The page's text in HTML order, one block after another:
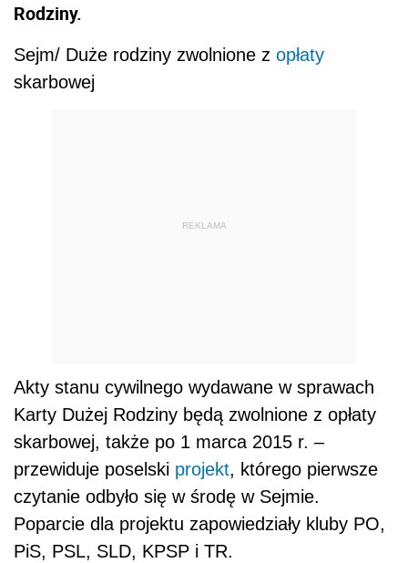
Rodziny.
Sejm/ Duże rodziny zwolnione z opłaty
skarbowej
REKLAMA
Akty stanu cywilnego wydawane w sprawach
Karty Dużej Rodziny będą zwolnione z opłaty
skarbowej, także po 1 marca 2015 r. –
przewiduje poselski projekt, którego pierwsze
czytanie odbyło się w środę w Sejmie.
Poparcie dla projektu zapowiedziały kluby PO,
PiS, PSL, SLD, KPSP i TR.